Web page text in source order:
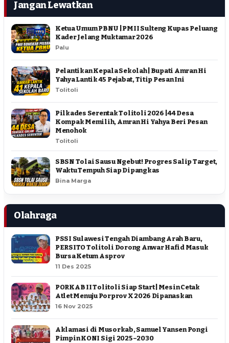
Jangan Lewatkan
Ketua Umum PBNU | PMII Sulteng Kupas Peluang
Kader Jelang Muktamar 2026
Palu
Pelantikan Kepala Sekolah | Bupati Amran Hi
Yahya Lantik 45 Pejabat, Titip Pesan Ini
Tolitoli
Pilkades Serentak Tolitoli 2026 | 44 Desa
Kompak Memilih, Amran Hi Yahya Beri Pesan
Menohok
Tolitoli
SBSN Tolai Sausu Ngebut! Progres Salip Target,
Waktu Tempuh Siap Dipangkas
Bina Marga
Olahraga
PSSI Sulawesi Tengah Diambang Arah Baru,
PERSITO Tolitoli Dorong Anwar Hafid Masuk
Bursa Ketum Asprov
11 Des 2025
PORKAB II Tolitoli Siap Start | Mesin Cetak
Atlet Menuju Porprov X 2026 Dipanaskan
16 Nov 2025
Aklamasi di Musorkab, Samuel Yansen Pongi
Pimpin KONI Sigi 2025–2030